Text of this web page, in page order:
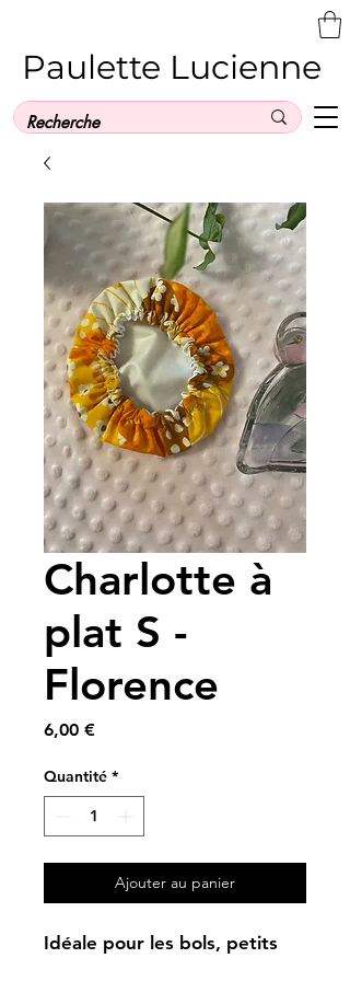
Paulette Lucienne
Charlotte à
plat S -
Florence
6,00 €Prix
Quantité *
Ajouter au panier
Idéale pour les bols, petits